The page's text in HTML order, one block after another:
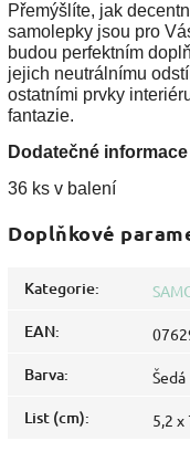
Přemýšlíte, jak
samolepky jsou pro
budou perfektním
jejich neutrálnímu
ostatními prvky
fantazie.
Dodatečné informace
36 ks v balení
Doplňkové
Kategorie:
EAN:
Barva: Šedá
List (cm): 5,2 x